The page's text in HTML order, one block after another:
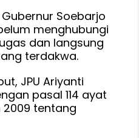
Soebarjo
menghubungi
dan langsung
terdakwa.
JPU Ariyanti
pasal 114 ayat
2009 tentang